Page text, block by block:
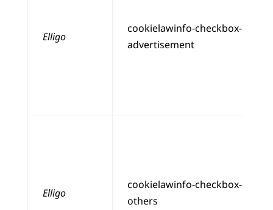
Elligo
cookielawinfo-checkbox-
advertisement
Elligo
cookielawinfo-checkbox-
others